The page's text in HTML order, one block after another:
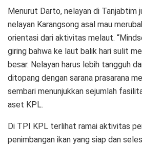
Menurut Darto, nelayan di Tanjabtim
nelayan Karangsong asal mau
orientasi dari aktivitas melaut.
giring bahwa ke laut balik hari sulit
besar. Nelayan harus lebih tangguh
ditopang dengan sarana prasarana
sembari menunjukkan sejumlah
aset KPL.
Di TPI KPL terlihat ramai aktivitas
penimbangan ikan yang siap dan